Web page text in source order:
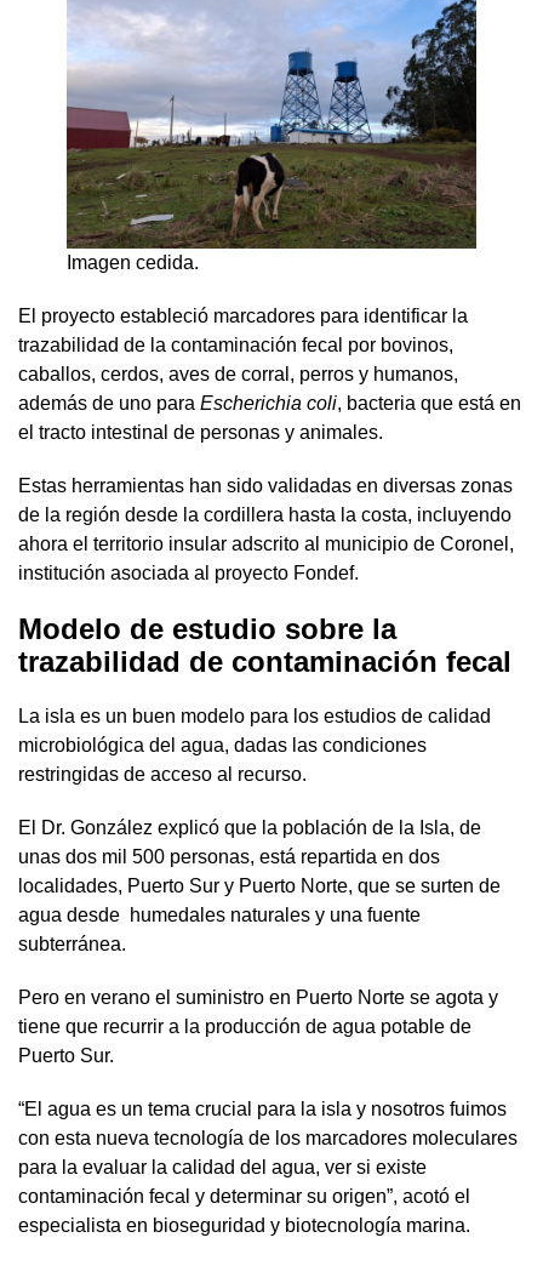
Imagen cedida.
El proyecto estableció marcadores para identificar la
trazabilidad de la contaminación fecal por bovinos,
caballos, cerdos, aves de corral, perros y humanos,
además de uno para Escherichia coli, bacteria que está en
el tracto intestinal de personas y animales.
Estas herramientas han sido validadas en diversas zonas
de la región desde la cordillera hasta la costa, incluyendo
ahora el territorio insular adscrito al municipio de Coronel,
institución asociada al proyecto Fondef.
Modelo de estudio sobre la
trazabilidad de contaminación fecal
La isla es un buen modelo para los estudios de calidad
microbiológica del agua, dadas las condiciones
restringidas de acceso al recurso.
El Dr. González explicó que la población de la Isla, de
unas dos mil 500 personas, está repartida en dos
localidades, Puerto Sur y Puerto Norte, que se surten de
agua desde humedales naturales y una fuente
subterránea.
Pero en verano el suministro en Puerto Norte se agota y
tiene que recurrir a la producción de agua potable de
Puerto Sur.
“El agua es un tema crucial para la isla y nosotros fuimos
con esta nueva tecnología de los marcadores moleculares
para la evaluar la calidad del agua, ver si existe
contaminación fecal y determinar su origen”, acotó el
especialista en bioseguridad y biotecnología marina.